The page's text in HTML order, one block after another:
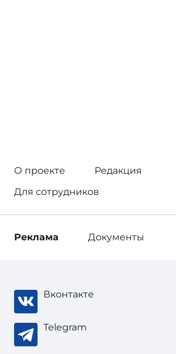
О проекте
Редакция
Для сотрудников
Реклама Документы
Вконтакте
Telegram